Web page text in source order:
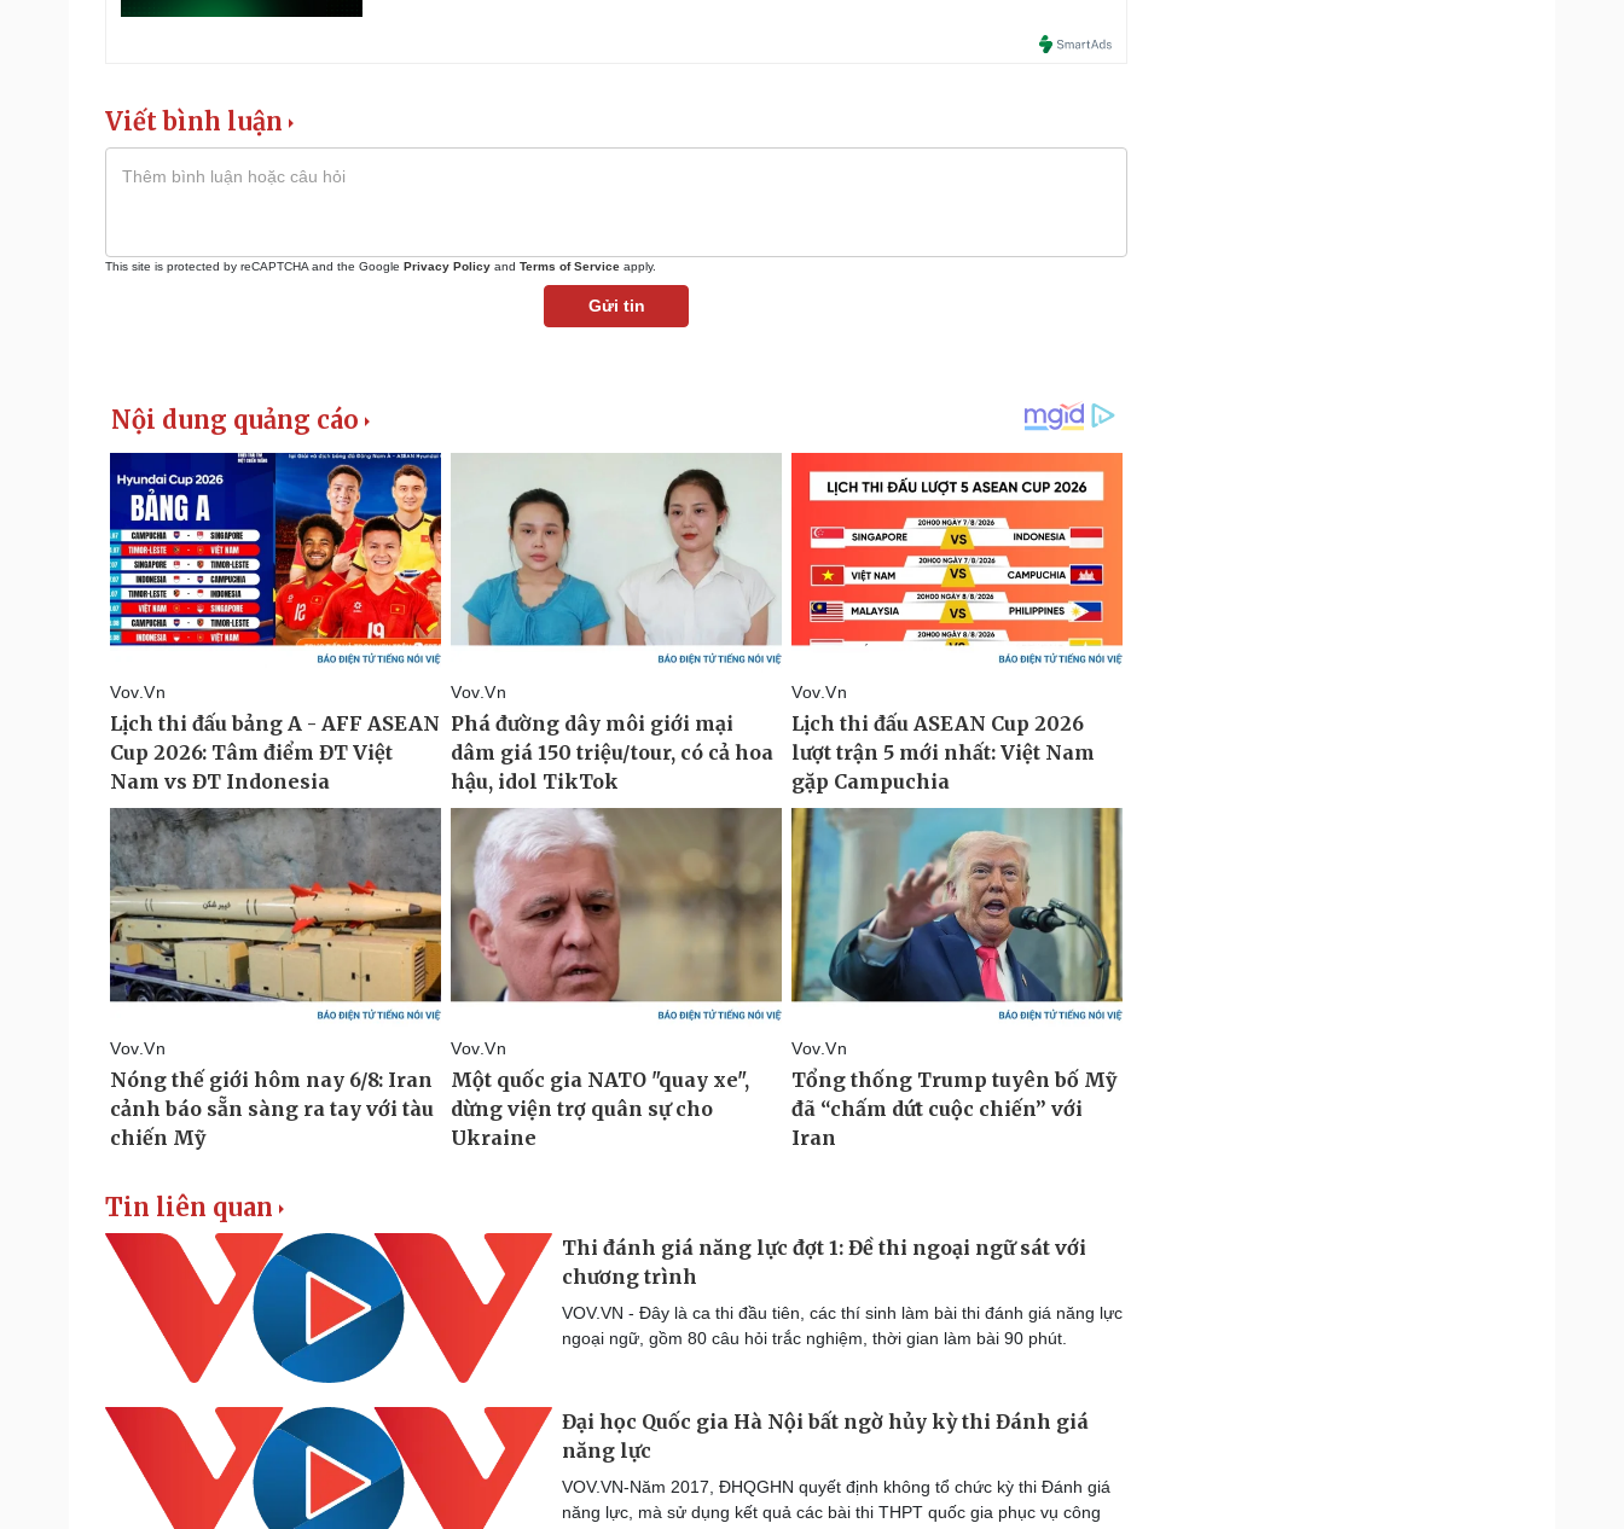
Viết bình luận
This site is protected by reCAPTCHA and the Google Privacy Policy and Terms of Service apply.
Gửi tin
Tin liên quan
Thi đánh giá năng lực đợt 1: Đề thi ngoại ngữ sát với
chương trình
VOV.VN - Đây là ca thi đầu tiên, các thí sinh làm bài thi đánh giá năng lực
ngoại ngữ, gồm 80 câu hỏi trắc nghiệm, thời gian làm bài 90 phút.
Đại học Quốc gia Hà Nội bất ngờ hủy kỳ thi Đánh giá
năng lực
VOV.VN-Năm 2017, ĐHQGHN quyết định không tổ chức kỳ thi Đánh giá
năng lực, mà sử dụng kết quả các bài thi THPT quốc gia phục vụ công